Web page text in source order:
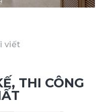
viết
THI CÔNG